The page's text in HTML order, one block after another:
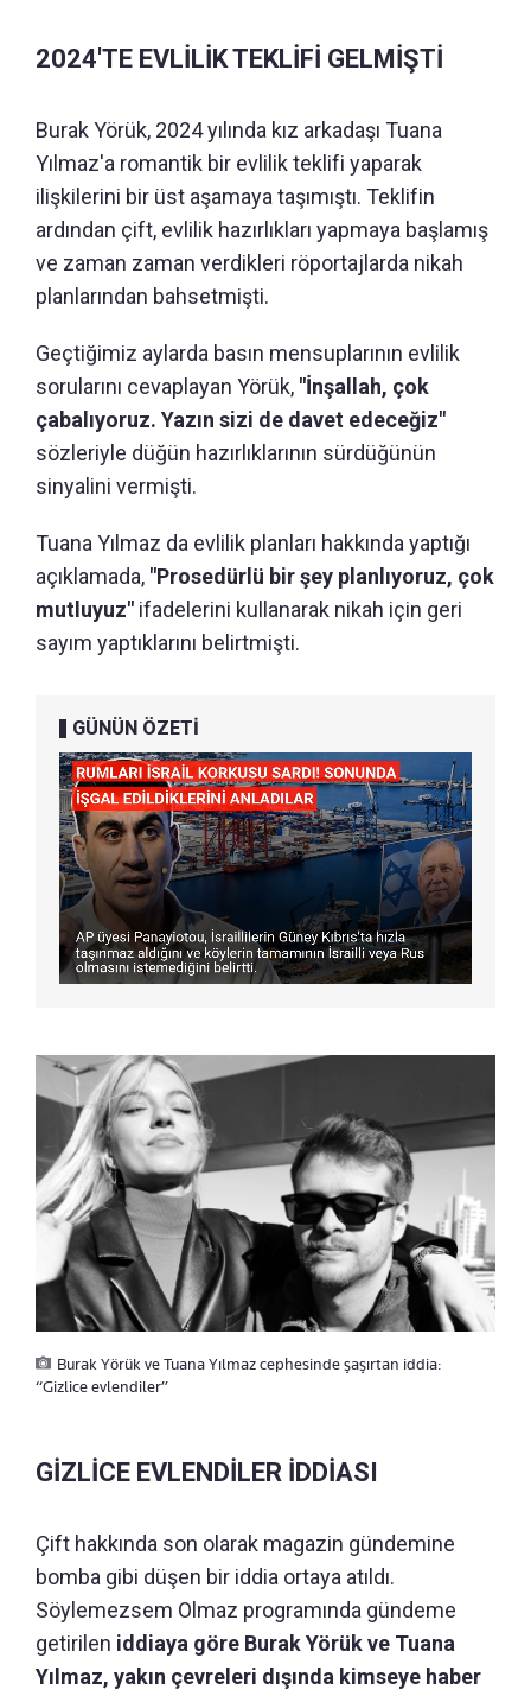
2024'TE EVLİLİK TEKLİFİ GELMİŞTİ
Burak Yörük, 2024 yılında kız arkadaşı Tuana
Yılmaz'a romantik bir evlilik teklifi yaparak
ilişkilerini bir üst aşamaya taşımıştı. Teklifin
ardından çift, evlilik hazırlıkları yapmaya başlamış
ve zaman zaman verdikleri röportajlarda nikah
planlarından bahsetmişti.
Geçtiğimiz aylarda basın mensuplarının evlilik
sorularını cevaplayan Yörük, "İnşallah, çok
çabalıyoruz. Yazın sizi de davet edeceğiz"
sözleriyle düğün hazırlıklarının sürdüğünün
sinyalini vermişti.
Tuana Yılmaz da evlilik planları hakkında yaptığı
açıklamada, "Prosedürlü bir şey planlıyoruz, çok
mutluyuz" ifadelerini kullanarak nikah için geri
sayım yaptıklarını belirtmişti.
GÜNÜN ÖZETİ
Burak Yörük ve Tuana Yılmaz cephesinde şaşırtan iddia:
“Gizlice evlendiler”
GİZLİCE EVLENDİLER İDDİASI
Çift hakkında son olarak magazin gündemine
bomba gibi düşen bir iddia ortaya atıldı.
Söylemezsem Olmaz programında gündeme
getirilen iddiaya göre Burak Yörük ve Tuana
Yılmaz, yakın çevreleri dışında kimseye haber